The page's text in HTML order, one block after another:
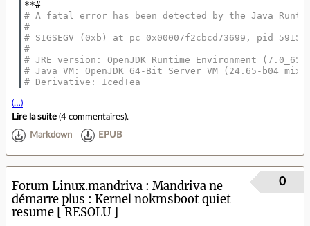
# A fatal error has been detected by the Java
#
# SIGSEGV (0xb) at pc=0x00007f2cbcd73699, pid=5915,
#
# JRE version: OpenJDK Runtime Environment
# Java VM: OpenJDK 64-Bit Server VM (24.65-b04
# Derivative: IcedTea
(…)
Lire la suite (4 commentaires).
Markdown EPUB
Forum Linux.mandriva
Mandriva ne
démarre plus : Kernel nokmsboot quiet
resume [ RESOLU ]
0